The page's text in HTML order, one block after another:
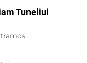
Tuneliui